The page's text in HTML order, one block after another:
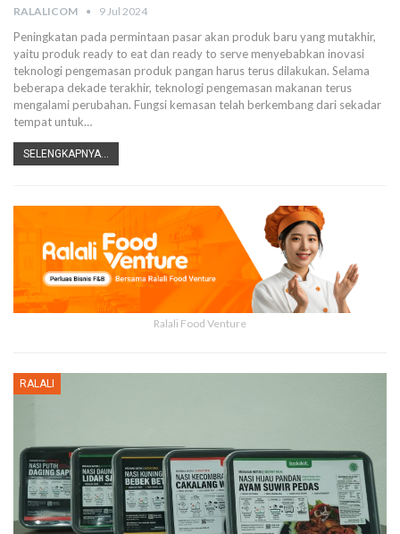
RALALICOM 9 Jul 2024
Peningkatan pada permintaan pasar akan produk baru yang mutakhir,
yaitu produk ready to eat dan ready to serve menyebabkan inovasi
teknologi pengemasan produk pangan harus terus dilakukan. Selama
beberapa dekade terakhir, teknologi pengemasan makanan terus
mengalami perubahan. Fungsi kemasan telah berkembang dari sekadar
tempat untuk…
SELENGKAPNYA...
Ralali Food Venture
RALALI